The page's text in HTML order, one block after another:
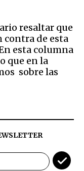
resaltar que
contra de esta
esta columna
que en la
sobre las